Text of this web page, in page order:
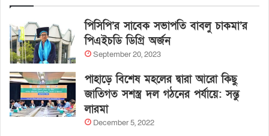
পিসিপি’র সাবেক সভাপতি বাবলু চাকমা’র
পিএইচডি ডিগ্রি অর্জন
September 20, 2023
পাহাড়ে বিশেষ মহলের দ্বারা আরো কিছু
জাতিগত সশস্ত্র দল গঠনের পর্যায়ে: সন্তু
লারমা
December 5, 2022